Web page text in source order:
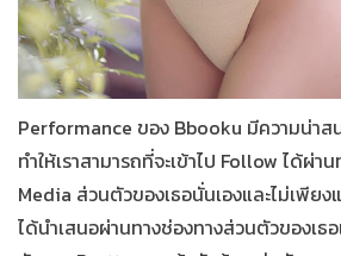
Performance ของ Bbooku มีความน่าส
ทำให้เราสามารถที่จะเข้าไป Follow ได้ผ่า
Media ส่วนตัวของเธอนั่นเองและไม่เพียง
ได้นำเสนอผ่านทางช่องทางส่วนตัวของเธ